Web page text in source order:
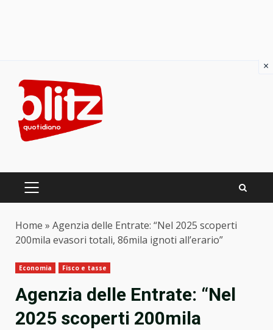
content
PRIMARY
Home » Agenzia delle Entrate: “Nel 2025 scoperti
200mila evasori totali, 86mila ignoti all’erario”
Economia Fisco e tasse
Agenzia delle Entrate: “Nel
2025 scoperti 200mila
×